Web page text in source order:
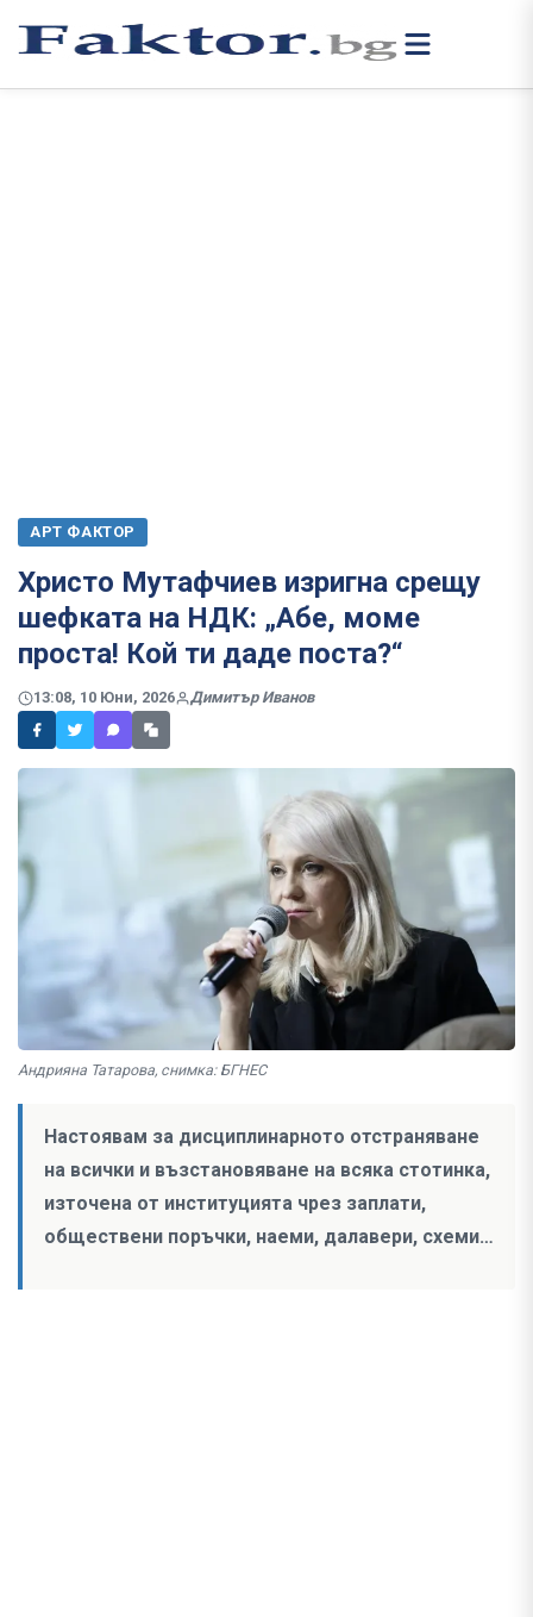
АРТ ФАКТОР
Христо Мутафчиев изригна срещу
шефката на НДК: „Абе, моме
проста! Кой ти даде поста?“
13:08, 10 Юни, 2026 Димитър Иванов
Андрияна Татарова, снимка: БГНЕС
Настоявам за дисциплинарното отстраняване
на всички и възстановяване на всяка стотинка,
източена от институцията чрез заплати,
обществени поръчки, наеми, далавери, схеми…